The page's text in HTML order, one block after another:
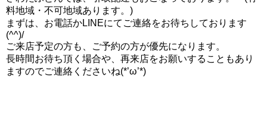
料地域・不可地域あります。)
まずは、お電話かLINEにてご連絡をお待ちしております
(^^)/
ご来店予定の方も、ご予約の方が優先になります。
長時間お待ち頂く場合や、再来店をお願いすることもあり
ますのでご連絡くださいね(*’ω’*)